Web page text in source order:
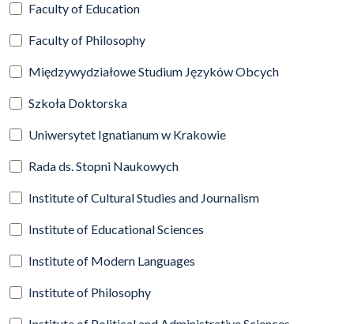
Faculty of Education
Faculty of Philosophy
Międzywydziałowe Studium Języków Obcych
Szkoła Doktorska
Uniwersytet Ignatianum w Krakowie
Rada ds. Stopni Naukowych
Institute of Cultural Studies and Journalism
Institute of Educational Sciences
Institute of Modern Languages
Institute of Philosophy